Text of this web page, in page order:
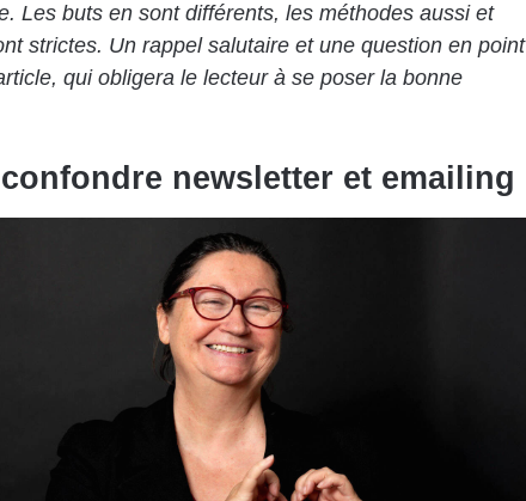
Les buts en sont différents, les méthodes aussi et
strictes. Un rappel salutaire et une question en point
qui obligera le lecteur à se poser la bonne
newsletter et emailing